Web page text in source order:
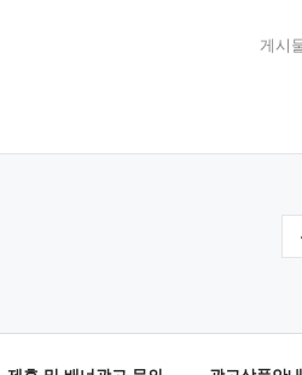
게시